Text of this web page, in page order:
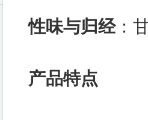
性味与归经：
产品特点